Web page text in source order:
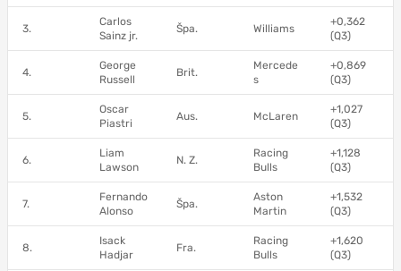
3.
Carlos
Sainz jr.
Špa. Williams
+0,362
(Q3)
4.
George
Russell
Brit.
Mercede
s
+0,869
(Q3)
5.
Oscar
Piastri
Aus. McLaren
+1,027
(Q3)
6.
Liam
Lawson
N. Z.
Racing
Bulls
+1,128
(Q3)
7.
Fernando
Alonso
Špa.
Aston
Martin
+1,532
(Q3)
8.
Isack
Hadjar
Fra.
Racing
Bulls
+1,620
(Q3)